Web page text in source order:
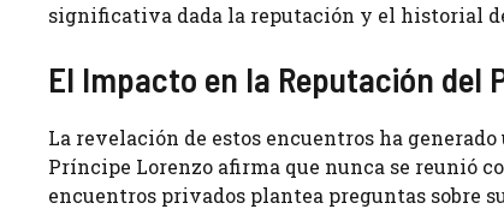
significativa dada la reputación y el historial
El Impacto en la Reputación del
La revelación de estos encuentros ha
Príncipe Lorenzo afirma que nunca se reunió
encuentros privados plantea preguntas sobre